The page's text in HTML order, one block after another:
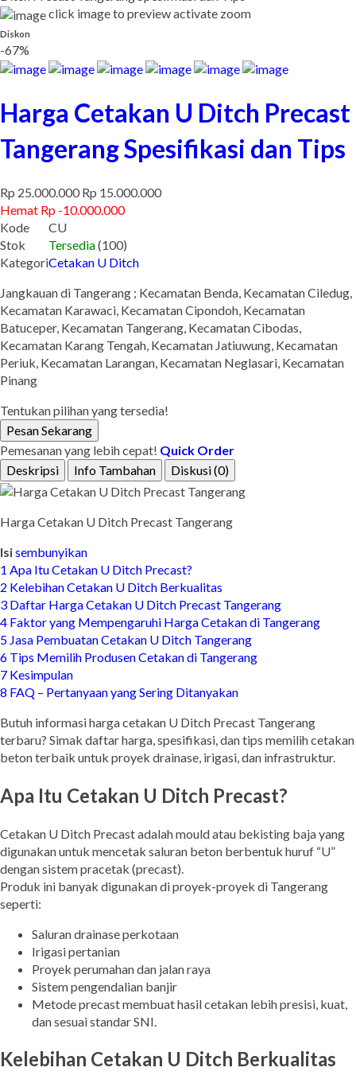
click image to previewactivate zoom
Diskon
-67%
Harga Cetakan U Ditch Precast
Tangerang Spesifikasi dan Tips
Rp 25.000.000 Rp 15.000.000
Hemat Rp -10.000.000
Kode
CU
Stok
Tersedia(100)
KategoriCetakan U Ditch
Jangkauan di Tangerang ; Kecamatan Benda, Kecamatan Ciledug,
Kecamatan Karawaci, Kecamatan Cipondoh, Kecamatan
Batuceper, Kecamatan Tangerang, Kecamatan Cibodas,
Kecamatan Karang Tengah, Kecamatan Jatiuwung, Kecamatan
Periuk, Kecamatan Larangan, Kecamatan Neglasari, Kecamatan
Pinang
Tentukan pilihan yang tersedia!
Pesan Sekarang
Pemesanan yang lebih cepat! Quick Order
Deskripsi
Info Tambahan Diskusi (0)
Harga Cetakan U Ditch Precast Tangerang
Isisembunyikan
1 Apa Itu Cetakan U Ditch Precast?
2 Kelebihan Cetakan U Ditch Berkualitas
3 Daftar Harga Cetakan U Ditch Precast Tangerang
4 Faktor yang Mempengaruhi Harga Cetakan di Tangerang
5 Jasa Pembuatan Cetakan U Ditch Tangerang
6 Tips Memilih Produsen Cetakan di Tangerang
7 Kesimpulan
8 FAQ – Pertanyaan yang Sering Ditanyakan
Butuh informasi harga cetakan U Ditch Precast Tangerang
terbaru? Simak daftar harga, spesifikasi, dan tips memilih cetakan
beton terbaik untuk proyek drainase, irigasi, dan infrastruktur.
Apa Itu Cetakan U Ditch Precast?
Cetakan U Ditch Precast adalah mould atau bekisting baja yang
digunakan untuk mencetak saluran beton berbentuk huruf “U”
dengan sistem pracetak (precast).
Produk ini banyak digunakan di proyek-proyek di Tangerang
seperti:
Saluran drainase perkotaan
Irigasi pertanian
Proyek perumahan dan jalan raya
Sistem pengendalian banjir
Metode precast membuat hasil cetakan lebih presisi, kuat,
dan sesuai standar SNI.
Kelebihan Cetakan U Ditch Berkualitas